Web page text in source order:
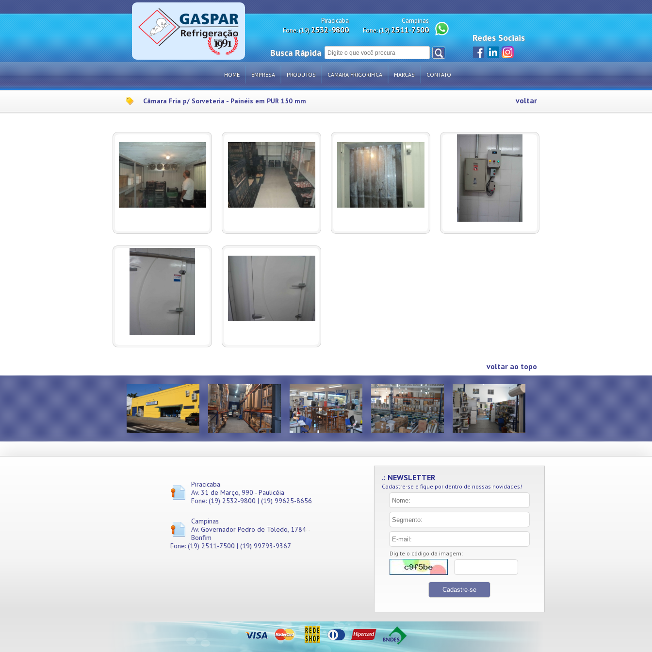
Piracicaba
Fone: (19)2532-9800
Campinas
Fone: (19)2511-7500
Redes Sociais
Busca Rápida
HOME EMPRESA PRODUTOS CÂMARA FRIGORÍFICA MARCAS CONTATO
Câmara Fria p/ Sorveteria - Painéis em PUR 150 mm voltar
voltar ao topo
Piracicaba
Av. 31 de Março, 990 - Paulicéia
Fone: (19) 2532-9800 | (19) 99625-8656
Campinas
Av. Governador Pedro de Toledo, 1784 -
Bonfim
Fone: (19) 2511-7500 | (19) 99793-9367
.: NEWSLETTER
Cadastre-se e fique por dentro de nossas novidades!
Digite o código da imagem: